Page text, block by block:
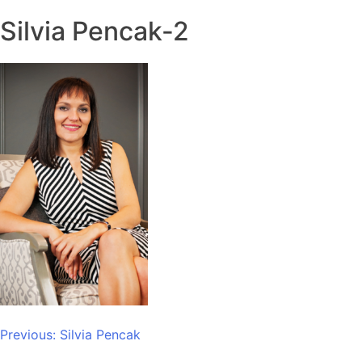
Silvia Pencak-2
Post
Previous: Silvia Pencak